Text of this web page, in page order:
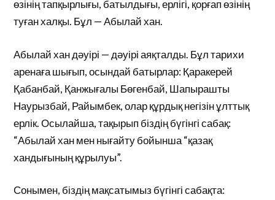
өзінің тапқырлығы, батылдығы, ерлігі, қорғап өзінің
туған халқы. Бұл — Абылай хан.
Абылай хан дәуірі — дәуірі аяқталды. Бұл тарихи
аренаға шығып, осындай батырлар: Қаракерей
Қабанбай, Қанжығалы Бөгенбай, Шапырашты
Наурызбай, Райымбек, олар құрдық негізін ұлттық
ерлік. Осылайша, тақырып біздің бүгінгі сабақ:
“Абылай хан мен нығайту бойынша “қазақ
хандығының құрылуы”.
Сонымен, біздің мақсатымыз бүгінгі сабақта: